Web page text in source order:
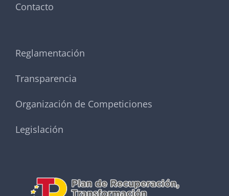
Contacto
Reglamentación
Transparencia
Organización de Competiciones
Legislación